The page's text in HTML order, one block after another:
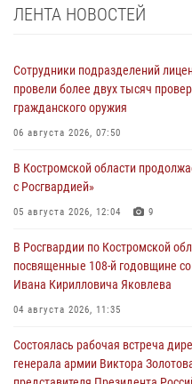
ЛЕНТА НОВОСТЕЙ
Сотрудники подразделений
провели более двух тысяч
гражданского оружия
06 августа 2026, 07:50
В Костромской области
с Росгвардией»
05 августа 2026, 12:04 9
В Росгвардии по Костромской
посвященные 108-й годовщине
Ивана Кирилловича Яковлева
04 августа 2026, 11:35
Состоялась рабочая встреча
генерала армии Виктора